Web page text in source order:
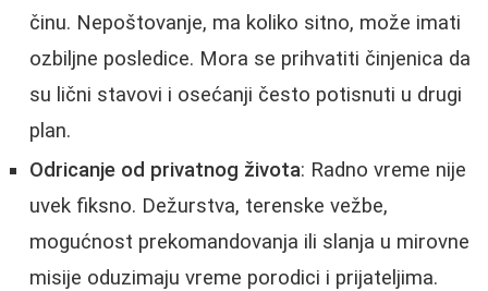
činu. Nepoštovanje, ma koliko sitno, može imati
ozbiljne posledice. Mora se prihvatiti činjenica da
su lični stavovi i osećanji često potisnuti u drugi
plan.
Odricanje od privatnog života: Radno vreme nije
uvek fiksno. Dežurstva, terenske vežbe,
mogućnost prekomandovanja ili slanja u mirovne
misije oduzimaju vreme porodici i prijateljima.